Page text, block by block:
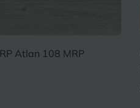
Atlan 108 MRP